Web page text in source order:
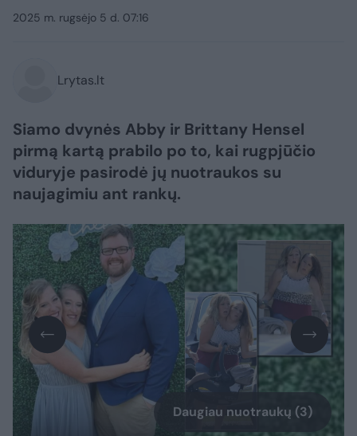
2025 m. rugsėjo 5 d. 07:16
Lrytas.lt
Siamo dvynės Abby ir Brittany Hensel
pirmą kartą prabilo po to, kai rugpjūčio
viduryje pasirodė jų nuotraukos su
naujagimiu ant rankų.
Daugiau nuotraukų (3)